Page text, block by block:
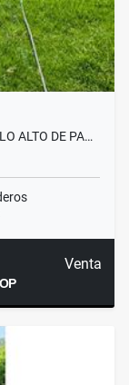
ALTO DE PA…
Venta